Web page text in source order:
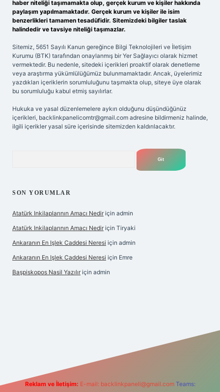
haber niteliği taşımamakta olup, gerçek kurum ve kişiler hakkında
paylaşım yapılmamaktadır. Gerçek kurum ve kişiler ile isim
benzerlikleri tamamen tesadüfidir. Sitemizdeki bilgiler taslak
halindedir ve tavsiye niteliği taşımazlar.
Sitemiz, 5651 Sayılı Kanun gereğince Bilgi Teknolojileri ve İletişim
Kurumu (BTK) tarafından onaylanmış bir Yer Sağlayıcı olarak hizmet
vermektedir. Bu nedenle, sitedeki içerikleri proaktif olarak denetleme
veya araştırma yükümlülüğümüz bulunmamaktadır. Ancak, üyelerimiz
yazdıkları içeriklerin sorumluluğunu taşımakta olup, siteye üye olarak
bu sorumluluğu kabul etmiş sayılırlar.
Hukuka ve yasal düzenlemelere aykırı olduğunu düşündüğünüz
içerikleri, backlinkpanelicomtr@gmail.com adresine bildirmeniz halinde,
ilgili içerikler yasal süre içerisinde sitemizden kaldırılacaktır.
SON YORUMLAR
Atatürk Inkilaplarının Amacı Nedir için admin
Atatürk Inkilaplarının Amacı Nedir için Tiryaki
Ankaranın En Işlek Caddesi Neresi için admin
Ankaranın En Işlek Caddesi Neresi için Emre
Başpiskopos Nasil Yazılır için admin
Reklam ve İletişim: E-mail: backlinkpaneli@gmail.com Teams: